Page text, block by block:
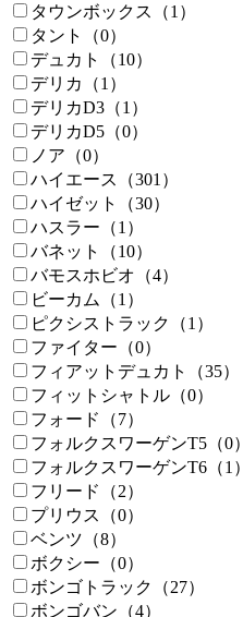
タウンボックス（1）
タント（0）
デュカト（10）
デリカ（1）
デリカD3（1）
デリカD5（0）
ノア（0）
ハイエース（301）
ハイゼット（30）
ハスラー（1）
バネット（10）
バモスホビオ（4）
ビーカム（1）
ピクシストラック（1）
ファイター（0）
フィアットデュカト（35）
フィットシャトル（0）
フォード（7）
フォルクスワーゲンT5（0）
フォルクスワーゲンT6（1）
フリード（2）
プリウス（0）
ベンツ（8）
ボクシー（0）
ボンゴトラック（27）
ボンゴバン（4）